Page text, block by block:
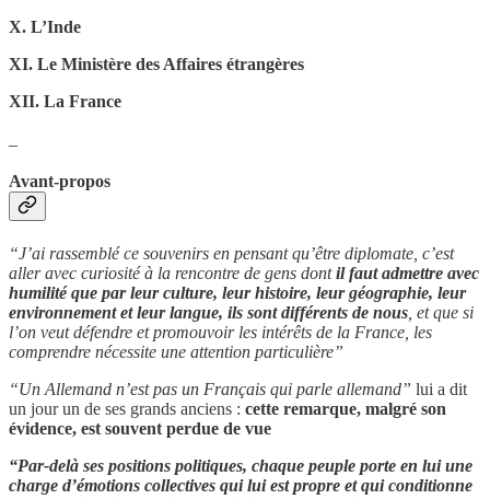
X. L’Inde
XI. Le Ministère des Affaires étrangères
XII. La France
Avant-propos
“J’ai rassemblé ce souvenirs en pensant qu’être diplomate, c’est
aller avec curiosité à la rencontre de gens dontil faut admettre avec
humilité que par leur culture, leur histoire, leur géographie, leur
environnement et leur langue, ils sont différents de nous , et que si
l’on veut défendre et promouvoir les intérêts de la France, les
comprendre nécessite une attention particulière”
“Un Allemand n’est pas un Français qui parle allemand” lui a dit
un jour un de ses grands anciens : cette remarque, malgré son
évidence, est souvent perdue de vue
“Par-delà ses positions politiques, chaque peuple porte en lui une
charge d’émotions collectives qui lui est propre et qui conditionne